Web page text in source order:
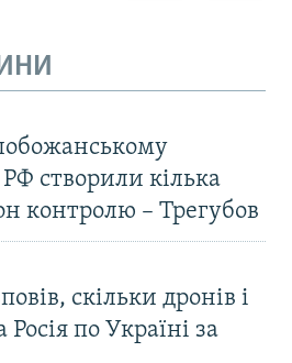
створили кілька
контролю – Трегубов
скільки дронів і
по Україні за